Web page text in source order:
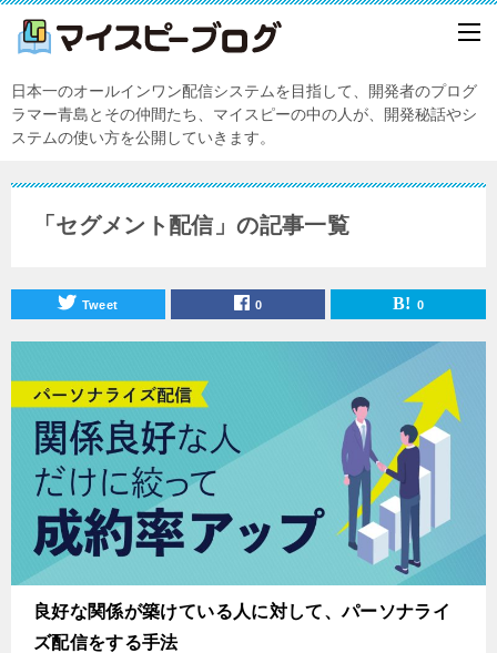
日本一のオールインワン配信システムを目指して、開発者のプログ
ラマー青島とその仲間たち、マイスピーの中の人が、開発秘話やシ
ステムの使い方を公開していきます。
「セグメント配信」の記事一覧
Tweet 0 0
良好な関係が築けている人に対して、パーソナライ
ズ配信をする手法